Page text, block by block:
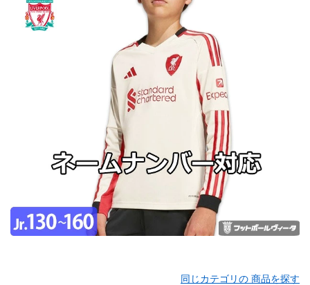
同じカテゴリの 商品を探す